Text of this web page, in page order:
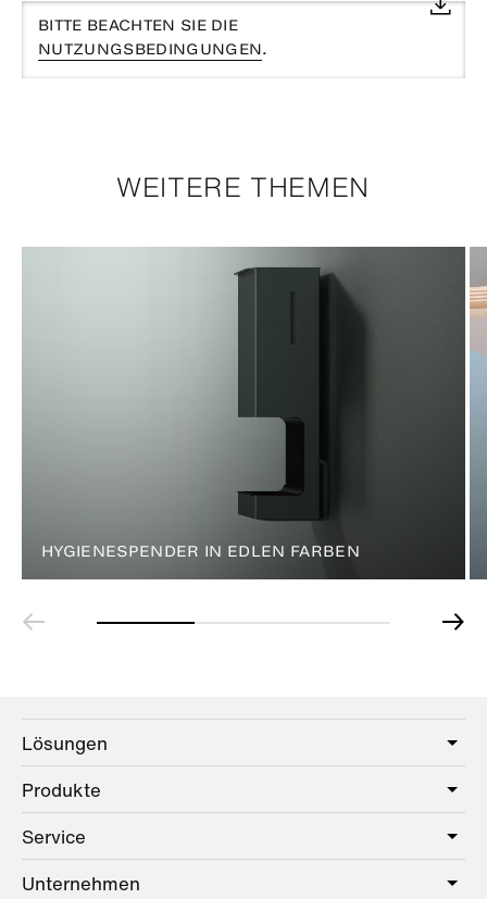
BITTE BEACHTEN SIE DIE
NUTZUNGSBEDINGUNGEN.
WEITERE THEMEN
HYGIENESPENDER IN EDLEN FARBEN
Lösungen
Care
Public
Hotel
Produkte
Sanitär
Beschläge
Service
Serviceangebot
Unternehmen